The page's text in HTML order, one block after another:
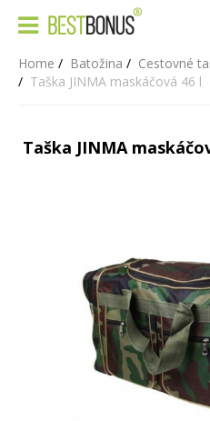
Home Batožina
Cestovné
Taška JINMA maskáčová 46 l
Taška JINMA